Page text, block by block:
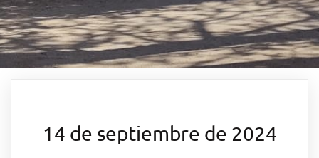
14 de septiembre de 2024